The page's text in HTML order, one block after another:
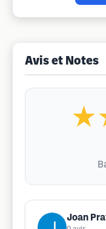
Avis et Notes
Joan